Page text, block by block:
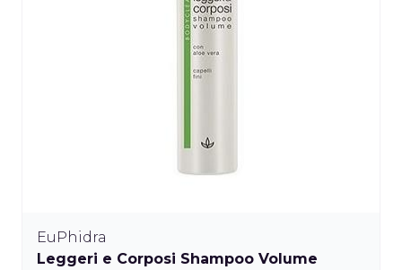
EuPhidra
Leggeri e Corposi Shampoo Volume